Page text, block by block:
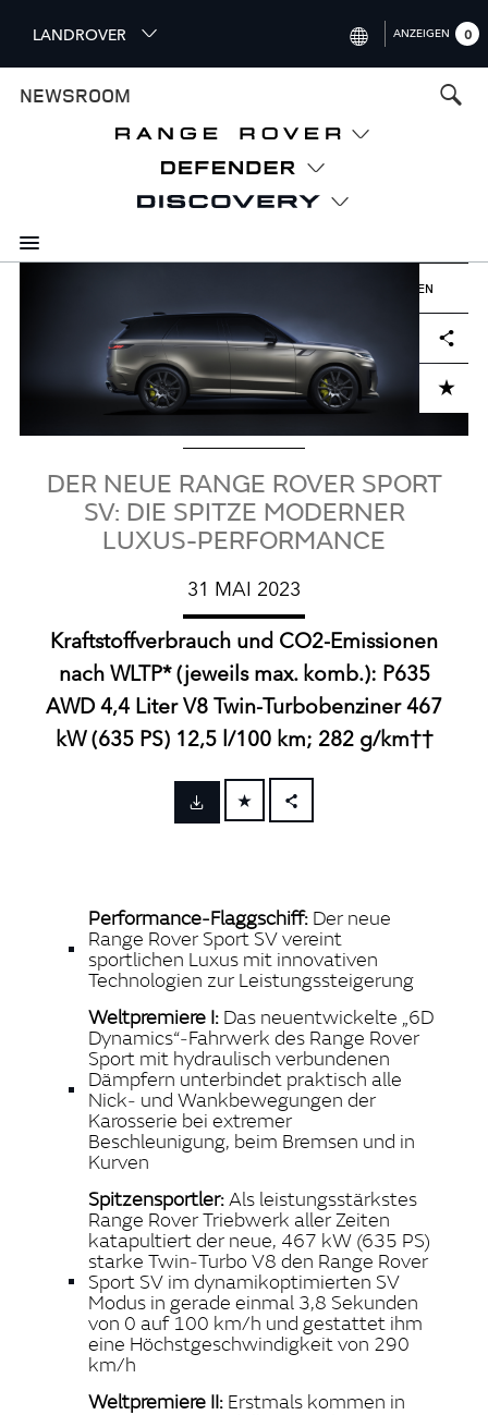
i
p
n
c
LANDROVER
CHINA (中国（中文))
FRANCE (FRANÇAIS)
ITALY (ITALIANO)
ANZEIGEN 0
NEWSROOM
HERUNTERLADEN
ADD TO CART
Facebook Share
DER NEUE RANGE ROVER SPORT
SV: DIE SPITZE MODERNER
LUXUS-PERFORMANCE
31 MAI 2023
Kraftstoffverbrauch und CO2‑Emissionen
nach WLTP* (jeweils max. komb.): P635
AWD 4,4 Liter V8 Twin‑Turbobenziner 467
kW (635 PS) 12,5 l/100 km; 282 g/km††
FACEBOOK
SHARE
Performance‑Flaggschiff: Der neue
Range Rover Sport SV vereint
sportlichen Luxus mit innovativen
Technologien zur Leistungssteigerung
Weltpremiere I: Das neuentwickelte „6D
Dynamics“‑Fahrwerk des Range Rover
Sport mit hydraulisch verbundenen
Dämpfern unterbindet praktisch alle
Nick‑ und Wankbewegungen der
Karosserie bei extremer
Beschleunigung, beim Bremsen und in
Kurven
Spitzensportler:Als leistungsstärkstes
Range Rover Triebwerk aller Zeiten
katapultiert der neue, 467 kW (635 PS)
starke Twin‑Turbo V8 den Range Rover
Sport SV im dynamikoptimierten SV
Modus in gerade einmal 3,8 Sekunden
von 0 auf 100 km/h und gestattet ihm
eine Höchstgeschwindigkeit von 290
km/h
Weltpremiere II: Erstmals kommen in